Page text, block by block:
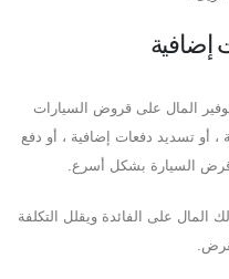
إضافية
المال على قروض السيارات
أو تسديد دفعات إضافية ، أو دفع
السيارة بشكل أسرع.
على الفائدة ويقلل التكلفة